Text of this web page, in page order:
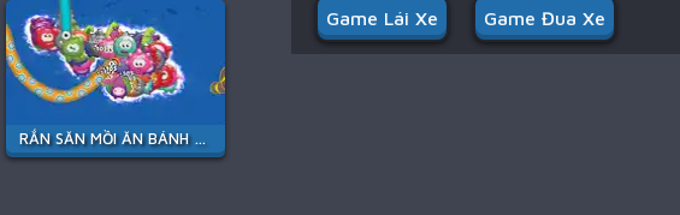
RẮN SĂN MỒI ĂN BÁNH KẸO
Game Lái Xe Game Đua Xe